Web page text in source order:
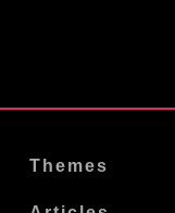
Themes